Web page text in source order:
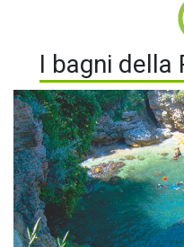
I bagni della